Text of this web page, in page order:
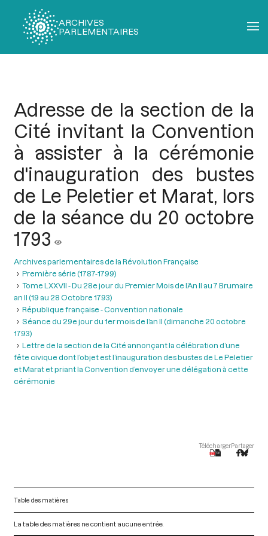
ARCHIVES
PARLEMENTAIRES
Adresse de la section de la
Cité invitant la Convention
à assister à la cérémonie
d'inauguration des bustes
de Le Peletier et Marat, lors
de la séance du 20 octobre
1793
Archives parlementaires de la Révolution Française
Première série (1787-1799)
Tome LXXVII - Du 28e jour du Premier Mois de l’An II au 7 Brumaire
an II (19 au 28 Octobre 1793)
République française - Convention nationale
Séance du 29e jour du 1er mois de l’an II (dimanche 20 octobre
1793)
Lettre de la section de la Cité annonçant la célébration d’une
fête civique dont l’objet est l’inauguration des bustes de Le Peletier
et Marat et priant la Convention d’envoyer une délégation à cette
cérémonie
TéléchargerPartager
Table des matières
La table des matières ne contient aucune entrée.